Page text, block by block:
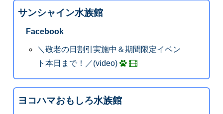
サンシャイン水族館
Facebook
＼敬老の日割引実施中＆期間限定イベン
ト本日まで！／(video)
ヨコハマおもしろ水族館